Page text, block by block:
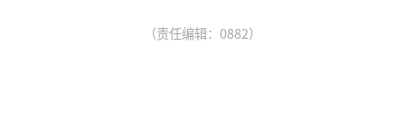
（责任编辑：0882）